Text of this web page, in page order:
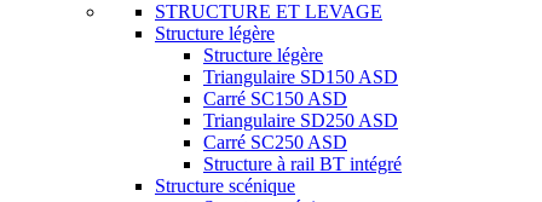
STRUCTURE ET LEVAGE
Structure légère
Structure légère
Triangulaire SD150 ASD
Carré SC150 ASD
Triangulaire SD250 ASD
Carré SC250 ASD
Structure à rail BT intégré
Structure scénique